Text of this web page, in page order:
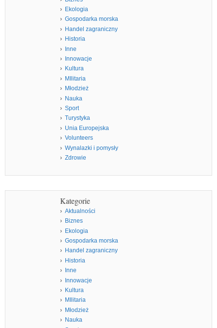
Ekologia
Gospodarka morska
Handel zagraniczny
Historia
Inne
Innowacje
Kultura
MIlitaria
Młodzież
Nauka
Sport
Turystyka
Unia Europejska
Volunteers
Wynalazki i pomysły
Zdrowie
Kategorie
Aktualności
Biznes
Ekologia
Gospodarka morska
Handel zagraniczny
Historia
Inne
Innowacje
Kultura
MIlitaria
Młodzież
Nauka